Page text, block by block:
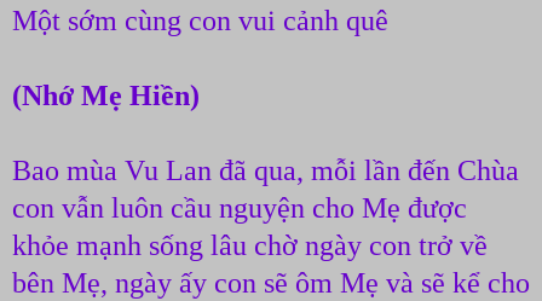
Một sớm cùng con vui cảnh quê
(Nhớ Mẹ Hiền)
Bao mùa Vu Lan đã qua, mỗi lần đến Chùa
con vẫn luôn cầu nguyện cho Mẹ được
khỏe mạnh sống lâu chờ ngày con trở về
bên Mẹ, ngày ấy con sẽ ôm Mẹ và sẽ kể cho